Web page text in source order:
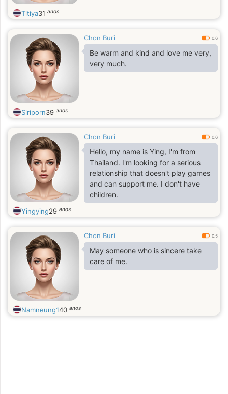
Titiya31 anos
Chon Buri 0.6
Be warm and kind and love me very,
very much.
Siriporn39 anos
Chon Buri 0.6
Hello, my name is Ying, I'm from
Thailand. I'm looking for a serious
relationship that doesn't play games
and can support me. I don't have
children.
Yingying29 anos
Chon Buri 0.5
May someone who is sincere take
care of me.
Namneung140 anos